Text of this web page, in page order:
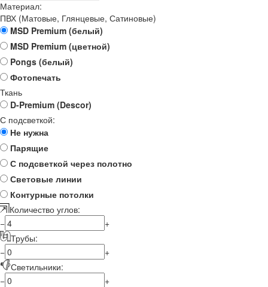
Материал:
ПВХ (Матовые, Глянцевые, Сатиновые)
MSD Premium (белый)
MSD Premium (цветной)
Pongs (белый)
Фотопечать
Ткань
D-Premium (Descor)
С подсветкой:
Не нужна
Парящие
С подсветкой через полотно
Световые линии
Контурные потолки
Количество углов:
−
+
Трубы:
−
+
Светильники:
−
+